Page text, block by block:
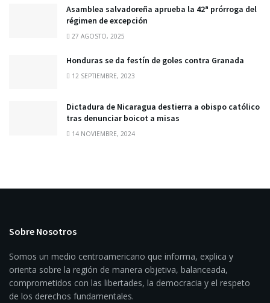
Asamblea salvadoreña aprueba la 42ª prórroga del
régimen de excepción
27 AGOSTO, 2025
Honduras se da festín de goles contra Granada
12 SEPTIEMBRE, 2023
Dictadura de Nicaragua destierra a obispo católico
tras denunciar boicot a misas
14 NOVIEMBRE, 2024
Sobre Nosotros
Somos un medio centroamericano que informa, explica y
orienta sobre la región de manera objetiva, balanceada,
comprometidos con las libertades, la democracia y el respeto
de los derechos fundamentales.